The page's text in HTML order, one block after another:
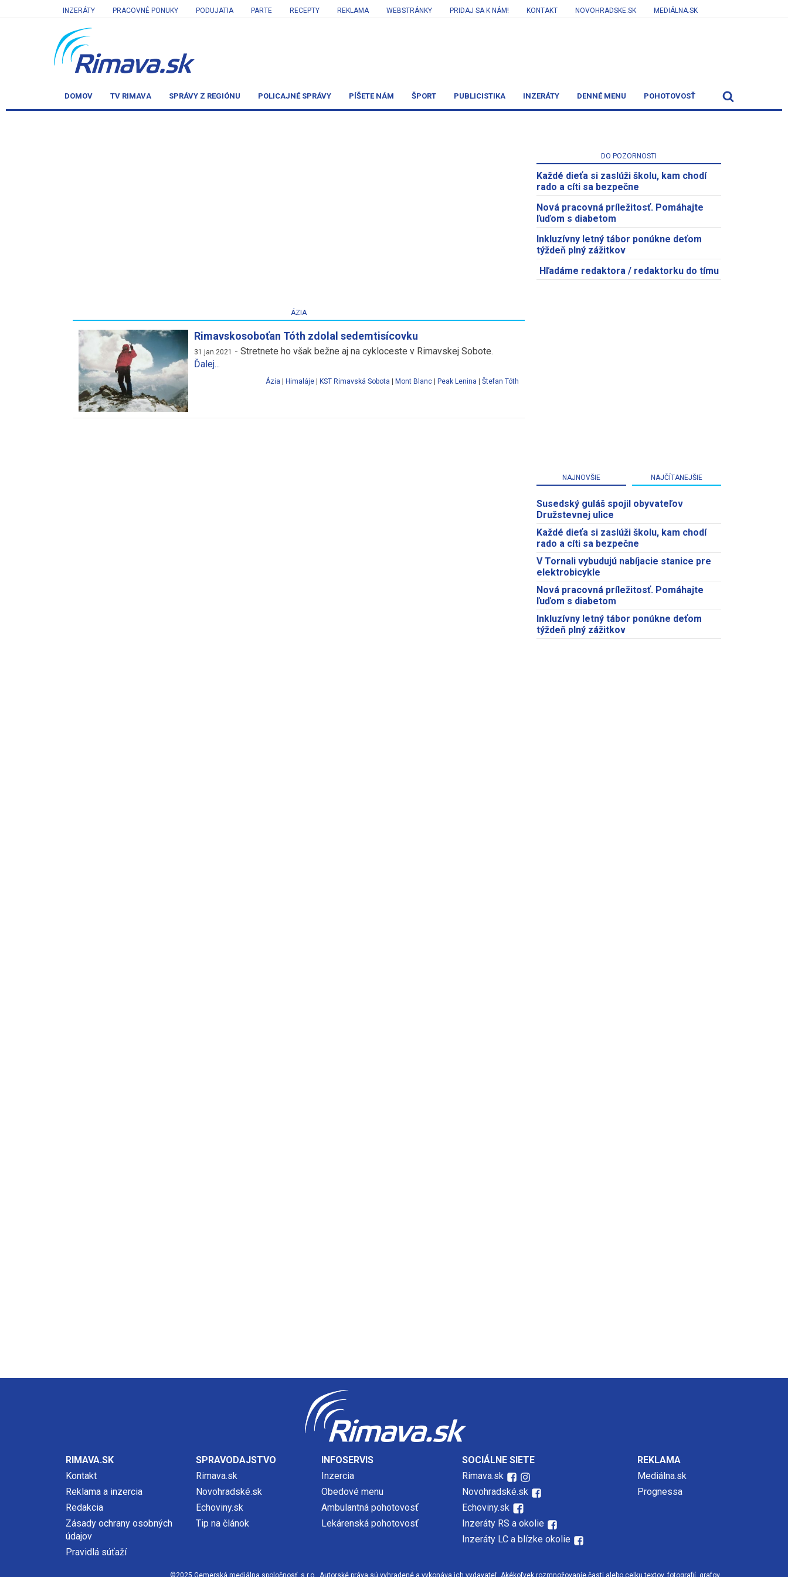
INZERÁTY PRACOVNÉ PONUKY PODUJATIA PARTE RECEPTY REKLAMA WEBSTRÁNKY PRIDAJ SA K NÁM! KONTAKT NOVOHRADSKE.SK MEDIÁLNA.SK
DOMOV TV RIMAVA SPRÁVY Z REGIÓNU POLICAJNÉ SPRÁVY PÍŠETE NÁM ŠPORT PUBLICISTIKA INZERÁTY DENNÉ MENU POHOTOVOSŤ
ÁZIA
Rimavskosoboťan Tóth zdolal sedemtisícovku
31.jan.2021 - Stretnete ho však bežne aj na cykloceste v Rimavskej Sobote.
Ďalej...
Ázia Himaláje KST Rimavská Sobota Mont Blanc Peak Lenina |Štefan Tóth
DO POZORNOSTI
Každé dieťa si zaslúži školu, kam chodí
rado a cíti sa bezpečne
Nová pracovná príležitosť. Pomáhajte
ľuďom s diabetom
Inkluzívny letný tábor ponúkne deťom
týždeň plný zážitkov
Hľadáme redaktora / redaktorku do tímu
NAJNOVŠIE NAJČÍTANEJŠIE
Susedský guláš spojil obyvateľov
Družstevnej ulice
Každé dieťa si zaslúži školu, kam chodí
rado a cíti sa bezpečne
V Tornali vybudujú nabíjacie stanice pre
elektrobicykle
Nová pracovná príležitosť. Pomáhajte
ľuďom s diabetom
Inkluzívny letný tábor ponúkne deťom
týždeň plný zážitkov
RIMAVA.SK
Kontakt
Reklama a inzercia
Redakcia
Zásady ochrany osobných
údajov
Pravidlá súťaží
SPRAVODAJSTVO
Rimava.sk
Novohradské.sk
Echoviny.sk
Tip na článok
INFOSERVIS
Inzercia
Obedové menu
Ambulantná pohotovosť
Lekárenská pohotovosť
SOCIÁLNE SIETE
Rimava.sk
Novohradské.sk
Echoviny.sk
Inzeráty RS a okolie
Inzeráty LC a blízke okolie
REKLAMA
Mediálna.sk
Prognessa